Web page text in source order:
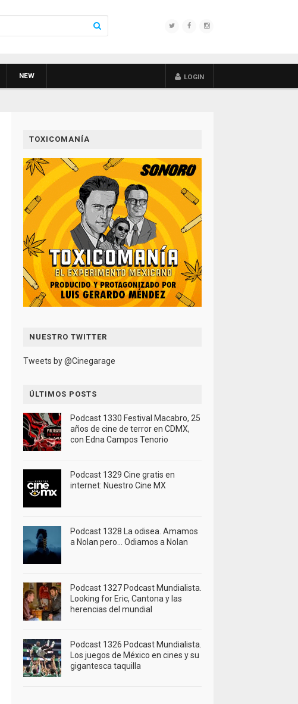
NEW LOGIN
TOXICOMANÍA
NUESTRO TWITTER
Tweets by @Cinegarage
ÚLTIMOS POSTS
Podcast 1330 Festival Macabro, 25
años de cine de terror en CDMX,
con Edna Campos Tenorio
Podcast 1329 Cine gratis en
internet: Nuestro Cine MX
Podcast 1328 La odisea. Amamos
a Nolan pero… Odiamos a Nolan
Podcast 1327 Podcast Mundialista.
Looking for Eric, Cantona y las
herencias del mundial
Podcast 1326 Podcast Mundialista.
Los juegos de México en cines y su
gigantesca taquilla